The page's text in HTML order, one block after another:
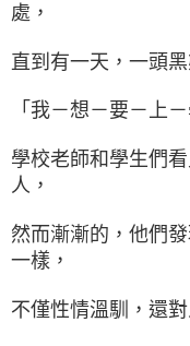
處，
直到有一天，一頭
「我－想－要－上
學校老師和學生們
人，
然而漸漸的，他們
一樣，
不僅性情溫馴，還